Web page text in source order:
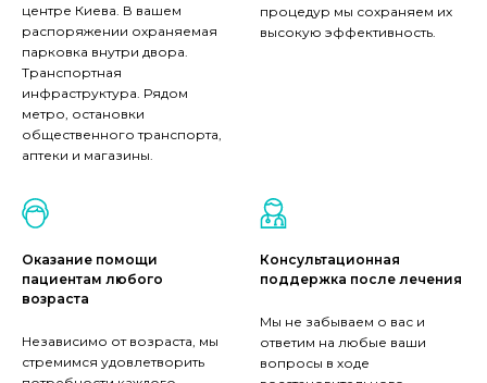
центре Киева. В вашем
распоряжении охраняемая
парковка внутри двора.
Транспортная
инфраструктура. Рядом
метро, остановки
общественного транспорта,
аптеки и магазины.
процедур мы сохраняем их
высокую эффективность.
Оказание помощи
пациентам любого
возраста
Независимо от возраста, мы
стремимся удовлетворить
Консультационная
поддержка после лечения
Мы не забываем о вас и
ответим на любые ваши
вопросы в ходе